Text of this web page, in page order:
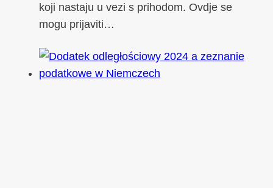
koji nastaju u vezi s prihodom. Ovdje se
mogu prijaviti…